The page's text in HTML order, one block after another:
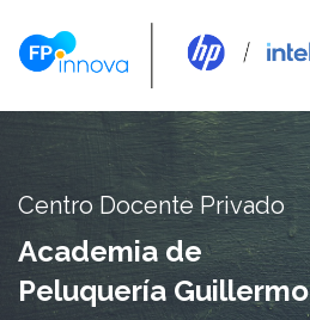
Centro Docente Privado
Academia de
Peluquería Guillermo